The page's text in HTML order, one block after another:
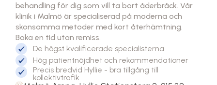
behandling för dig som vill ta bort åderbråck. Vår
klinik i Malmö är specialiserad på moderna och
skonsamma metoder med kort återhämtning.
Boka en tid utan remiss.
De högst kvalificerade specialisterna
Hög patientnöjdhet och rekommendationer
Precis bredvid Hyllie - bra tillgång till
kollektivtrafik